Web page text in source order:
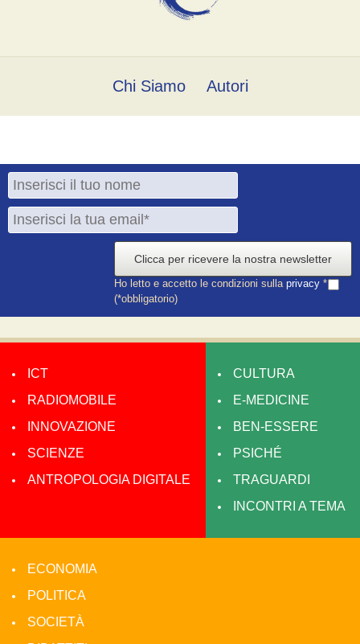
Chi Siamo Autori
Clicca per ricevere la nostra newsletter
Ho letto e accetto le condizioni sulla privacy *
(*obbligatorio)
ICT
RADIOMOBILE
INNOVAZIONE
SCIENZE
ANTROPOLOGIA DIGITALE
CULTURA
E-MEDICINE
BEN-ESSERE
PSICHÉ
TRAGUARDI
INCONTRI A TEMA
ECONOMIA
POLITICA
SOCIETÀ